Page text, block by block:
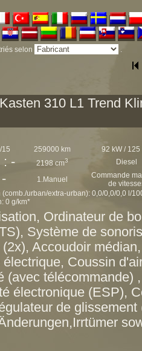
selon
.
310 L1 Trend
15 259000 km 92 kW / 125
: - 2198 cm3 Diesel
1.Manuel
Commande
de
urban/extra-urban): 0,0/0,0/0,0 l/
0 g/km*
Ordinateur de
Système de
Accoudoir
Coussin
(avec télécommande)
électronique (ESP),
de